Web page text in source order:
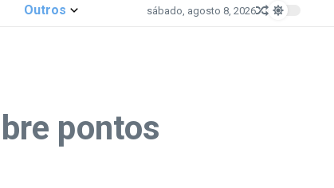
Outros sábado, agosto 8, 2026
pontos